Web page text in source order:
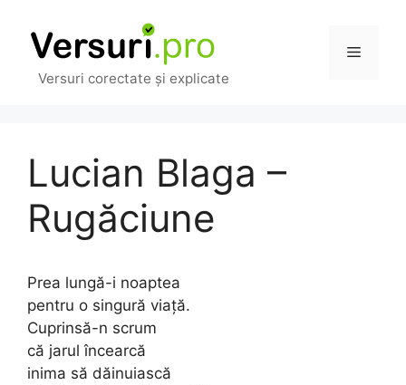
conținut
Versuri corectate și explicate
Meniu
Lucian Blaga –
Rugăciune
Prea lungă-i noaptea
pentru o singură viață.
Cuprinsă-n scrum
că jarul încearcă
inima să dăinuiască